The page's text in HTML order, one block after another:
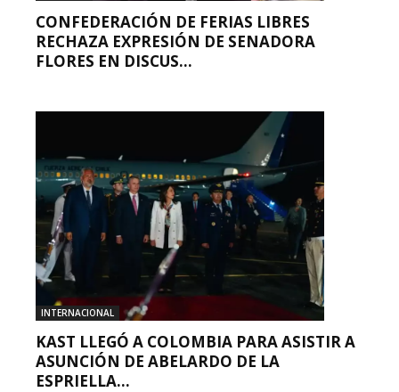
CONFEDERACIÓN DE FERIAS LIBRES
RECHAZA EXPRESIÓN DE SENADORA
FLORES EN DISCUS...
INTERNACIONAL
KAST LLEGÓ A COLOMBIA PARA ASISTIR A
ASUNCIÓN DE ABELARDO DE LA
ESPRIELLA...